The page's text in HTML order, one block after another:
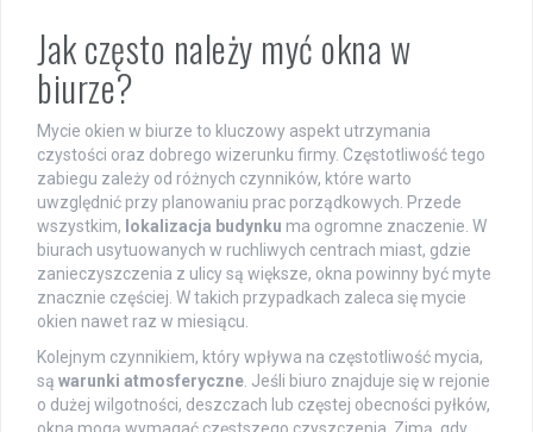
Jak często należy myć okna w
biurze?
Mycie okien w biurze to kluczowy aspekt utrzymania
czystości oraz dobrego wizerunku firmy. Częstotliwość tego
zabiegu zależy od różnych czynników, które warto
uwzględnić przy planowaniu prac porządkowych. Przede
wszystkim, lokalizacja budynku ma ogromne znaczenie. W
biurach usytuowanych w ruchliwych centrach miast, gdzie
zanieczyszczenia z ulicy są większe, okna powinny być myte
znacznie częściej. W takich przypadkach zaleca się mycie
okien nawet raz w miesiącu.
Kolejnym czynnikiem, który wpływa na częstotliwość mycia,
są warunki atmosferyczne . Jeśli biuro znajduje się w rejonie
o dużej wilgotności, deszczach lub częstej obecności pyłków,